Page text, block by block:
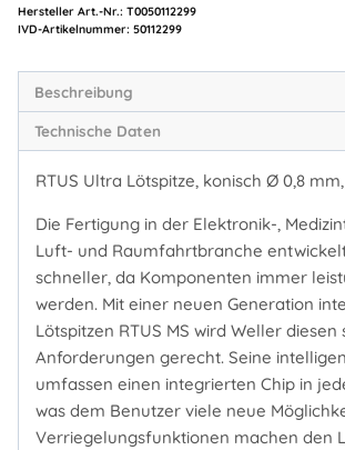
Hersteller Art.-Nr.: T0050112299
Artikelnummer: 50112299
Beschreibung
Technische Daten
RTUS Ultra Lötspitze, konisch Ø 0,8 mm,
Die Fertigung in der Elektronik-,
Luft- und Raumfahrtbranche
schneller, da Komponenten immer
werden. Mit einer neuen Generation
Lötspitzen RTUS MS wird Weller diesen
Anforderungen gerecht. Seine
umfassen einen integrierten Chip in
was dem Benutzer viele neue
Verriegelungsfunktionen machen den